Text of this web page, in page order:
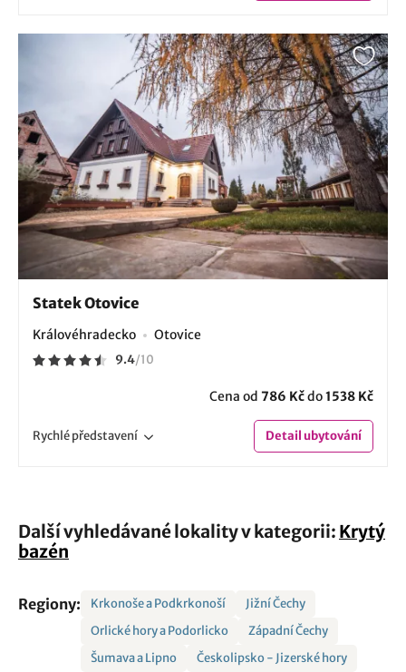
Statek Otovice
Královéhradecko Otovice
9.4/10
Cena od 786 Kčdo1538 Kč
Rychlépředstavení Detailubytování
Další vyhledávané lokality v kategorii: Krytý
bazén
Regiony: Krkonoše a Podkrkonoší
Jižní Čechy
Orlické hory a Podorlicko
Západní Čechy
Šumava a Lipno
Českolipsko - Jizerské hory